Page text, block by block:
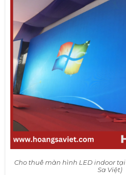
Cho thuê màn hình LED indoor
Sa Việt)